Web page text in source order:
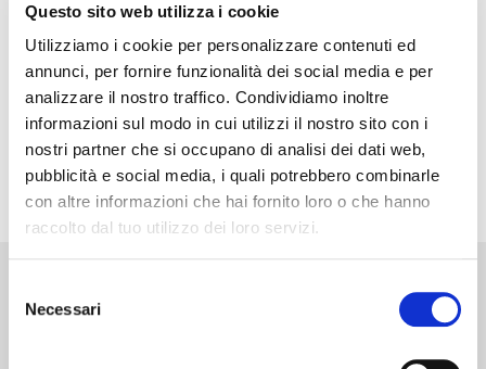
Questo sito web utilizza i cookie
Utilizziamo i cookie per personalizzare contenuti ed
annunci, per fornire funzionalità dei social media e per
analizzare il nostro traffico. Condividiamo inoltre
informazioni sul modo in cui utilizzi il nostro sito con i
nostri partner che si occupano di analisi dei dati web,
pubblicità e social media, i quali potrebbero combinarle
con altre informazioni che hai fornito loro o che hanno
raccolto dal tuo utilizzo dei loro servizi.
delNecessari
Itinerarigià percorsida
noi
Ti accompagniamo solo in
luoghi che abbiamo già
esplorato
Valore altempo
Il tuo tempo ha un valore
incredibile: usiamolo al meglio